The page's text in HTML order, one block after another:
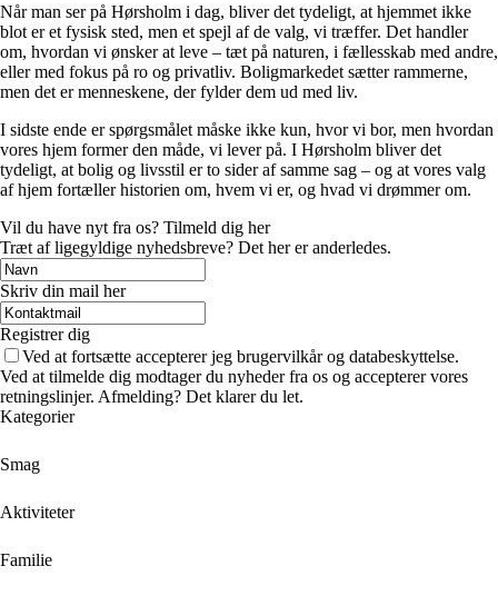
Når man ser på Hørsholm i dag, bliver det tydeligt, at hjemmet ikke
blot er et fysisk sted, men et spejl af de valg, vi træffer. Det handler
om, hvordan vi ønsker at leve – tæt på naturen, i fællesskab med andre,
eller med fokus på ro og privatliv. Boligmarkedet sætter rammerne,
men det er menneskene, der fylder dem ud med liv.
I sidste ende er spørgsmålet måske ikke kun, hvor vi bor, men hvordan
vores hjem former den måde, vi lever på. I Hørsholm bliver det
tydeligt, at bolig og livsstil er to sider af samme sag – og at vores valg
af hjem fortæller historien om, hvem vi er, og hvad vi drømmer om.
Vil du have nyt fra os? Tilmeld dig her
Træt af ligegyldige nyhedsbreve? Det her er anderledes.
Skriv din mail her
Registrer dig
Ved at fortsætte accepterer jeg brugervilkår og databeskyttelse.
Ved at tilmelde dig modtager du nyheder fra os og accepterer vores
retningslinjer. Afmelding? Det klarer du let.
Kategorier
Smag
Aktiviteter
Familie